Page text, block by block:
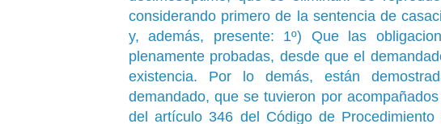
considerando primero de la sentencia de
y, además, presente: 1º) Que las
plenamente probadas, desde que el
existencia. Por lo demás, están
demandado, que se tuvieron por
del artículo 346 del Código de